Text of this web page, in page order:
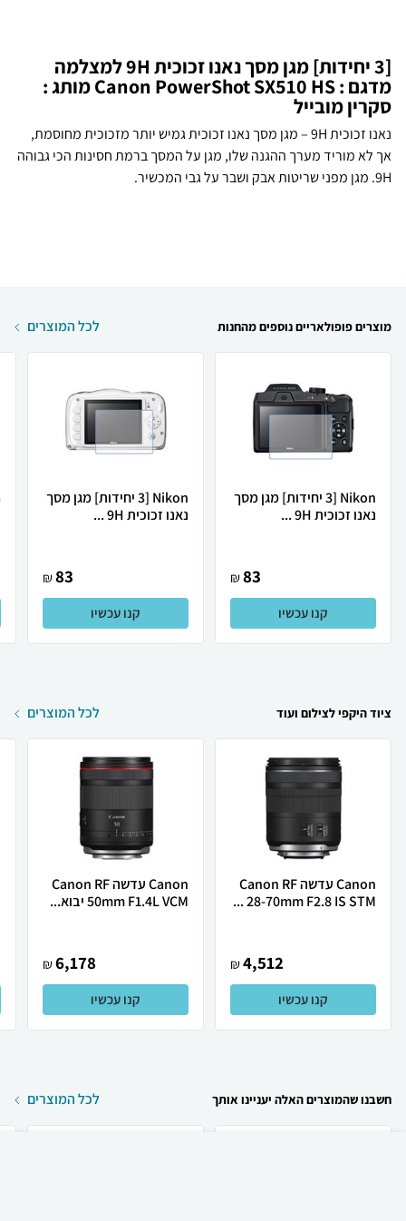
[3 יחידות] מגן מסך נאנו זכוכית 9H למצלמה
מדגם : Canon PowerShot SX510 HS מותג :
סקרין מובייל
נאנו זכוכית 9H – מגן מסך נאנו זכוכית גמיש יותר מזכוכית מחוסמת,
אך לא מוריד מערך ההגנה שלו, מגן על המסך ברמת חסינות הכי גבוהה
9H. מגן מפני שריטות אבק ושבר על גבי המכשיר.
מוצרים פופולאריים נוספים מהחנות לכל המוצרים
Nikon [3 יחידות] מגן מסך
נאנו זכוכית 9H ...
83
₪
קנו עכשיו
Nikon [3 יחידות] מגן מסך
נאנו זכוכית 9H ...
83
₪
קנו עכשיו
ציוד היקפי לצילום ועוד לכל המוצרים
Canon עדשה Canon RF
28-70mm F2.8 IS STM ...
4,512
₪
קנו עכשיו
Canon ‏עדשה Canon RF
50mm F1.4L VCM יבוא...
6,178
₪
קנו עכשיו
חשבנו שהמוצרים האלה יעניינו אותך לכל המוצרים